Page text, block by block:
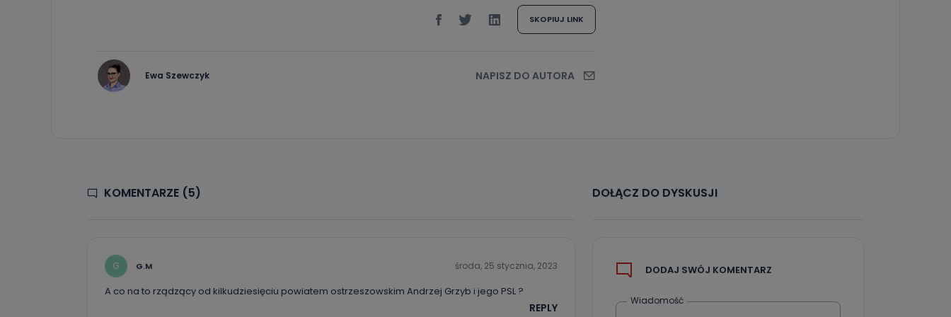
SKOPIUJ LINK
Ewa Szewczyk NAPISZ DO AUTORA
KOMENTARZE (5)
G G.M środa, 25 stycznia, 2023
A co na to rządzący od kilkudziesięciu powiatem ostrzeszowskim Andrzej Grzyb i jego PSL ?
REPLY
DOŁĄCZ DO DYSKUSJI
DODAJ SWÓJ KOMENTARZ
Wiadomość